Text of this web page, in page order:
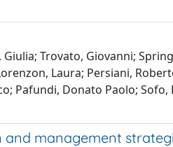
Trovato, Giovanni;
Laura; Persiani,
Pafundi, Donato Paolo; Sofo,
and management